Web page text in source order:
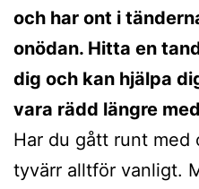
och har ont i
onödan. Hitta en
dig och kan hjälpa
vara rädd längre
Har du gått runt med
tyvärr alltför vanligt.